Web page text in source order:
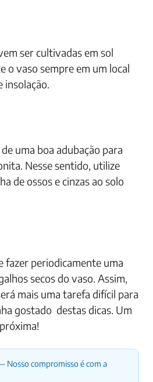
ser cultivadas em sol
o vaso sempre em um local
insolação.
uma boa adubação para
Nesse sentido, utilize
de ossos e cinzas ao solo
fazer periodicamente uma
secos do vaso. Assim,
mais uma tarefa difícil para
gostado destas dicas. Um
Nosso compromisso é com a